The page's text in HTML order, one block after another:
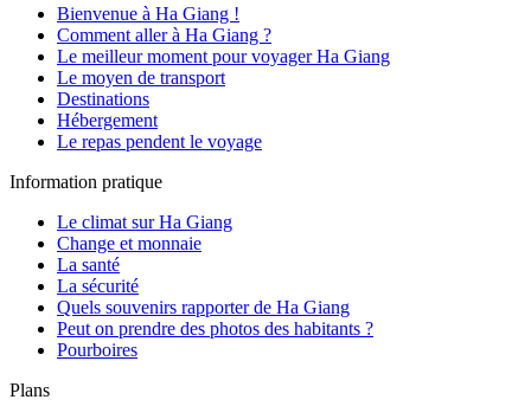
Bienvenue à Ha Giang !
Comment aller à Ha Giang ?
Le meilleur moment pour voyager Ha Giang
Le moyen de transport
Destinations
Hébergement
Le repas pendent le voyage
Information pratique
Le climat sur Ha Giang
Change et monnaie
La santé
La sécurité
Quels souvenirs rapporter de Ha Giang
Peut on prendre des photos des habitants ?
Pourboires
Plans